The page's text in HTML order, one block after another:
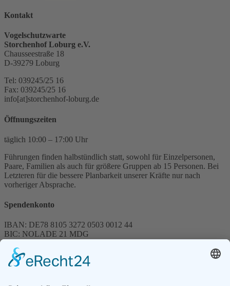
Kontakt
Vogelschutzwarte
Storchenhof Loburg e.V.
Chausseestraße 18
D-39279 Loburg
Tel: 039245/25 16
Fax: 039245/25 16
info[at]storchenhof-loburg.de
Öffnungszeiten
täglich 10:00 – 17:00 Uhr
Führungen finden halbstündlich statt, sowohl für Einzelpersonen,
Paare, Familien als auch für größere Gruppen ab 15 Personen. Bei
Letzteren für die bessere Planbarkeit unserer Kräfte nur nach
vorheriger Absprache.
Spendenkonto
IBAN: DE78 8105 3272 0503 0012 44
BIC: NOLADE 21 MDG
Spenden können steuerlich abgesetzt werden